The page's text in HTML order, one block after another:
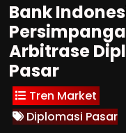
Bank
Arbitrase
Pasar
Tren Market
Diplomasi Pasar